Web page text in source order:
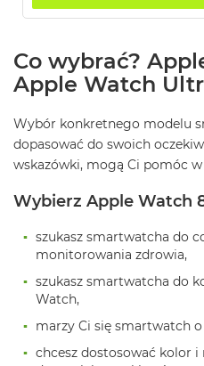
ś
M
a
c
o
o
A
r
s
i
ż
y
o
w
Co wybrać?
Apple Watch
Wybór konkretnego modelu
dopasować do swoich
wskazówki, mogą Ci pomóc
Wybierz Apple Watch
szukasz smartwatcha do
monitorowania zdrowia,
szukasz smartwatcha do
Watch,
marzy Ci się smartwatch
chcesz dostosować kolor